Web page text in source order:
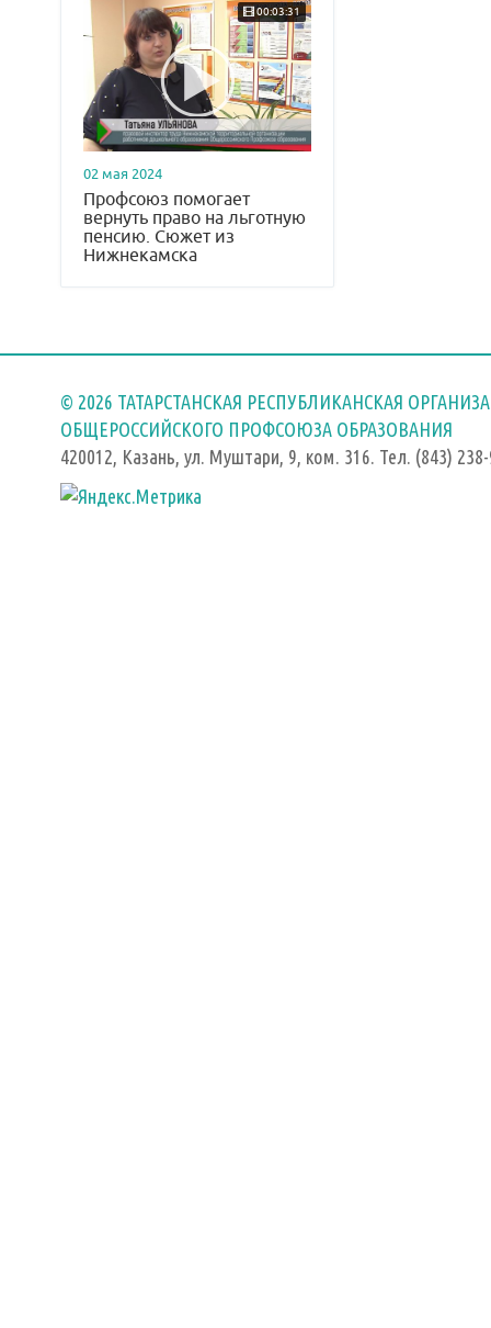
00:03:31
02 мая 2024
Профсоюз помогает
вернуть право на льготную
пенсию. Сюжет из
Нижнекамска
© 2026 ТАТАРСТАНСКАЯ РЕСПУБЛИКАНСКАЯ
ОБЩЕРОССИЙСКОГО ПРОФСОЮЗА ОБРАЗОВАНИЯ
420012, Казань, ул. Муштари, 9, ком. 316. Тел. (843)